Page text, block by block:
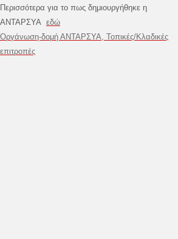
Περισσότερα για το πως δημιουργήθηκε η
ΑΝΤΑΡΣΥΑ εδώ
Οργάνωση-δομή ΑΝΤΑΡΣΥΑ, Τοπικές/Κλαδικές
επιτροπές